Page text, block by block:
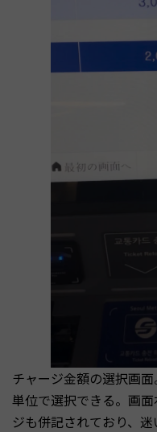
チャージ金額の選択画
単位で選択できる。画
ジも併記されており、迷